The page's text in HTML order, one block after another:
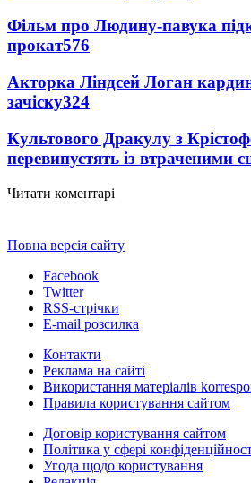
Фільм про Людину-павука
прокат576
Акторка Ліндсей Логан
зачіску324
Культового Дракулу з
перевипустять із втраченими
Читати коментарі
Повна версія сайту
Facebook
Twitter
RSS-стрічки
E-mail розсилка
Контакти
Реклама на сайті
Використання матеріалів
Правила користування сайтом
Договір користування сайтом
Політика у сфері
Угода щодо користування